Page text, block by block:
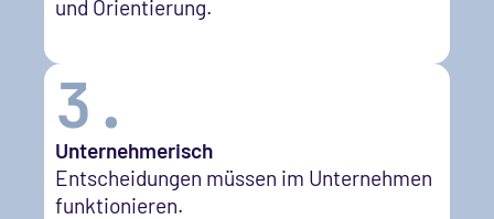
und Orientierung.
3.
Unternehmerisch
Entscheidungen müssen im Unternehmen
funktionieren.